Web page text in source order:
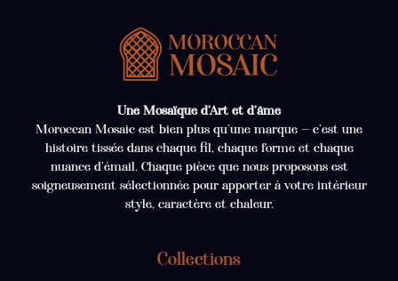
Une Mosaïque d’Art et d’âme
Moroccan Mosaic est bien plus qu’une marque — c’est une
histoire tissée dans chaque fil, chaque forme et chaque
nuance d’émail. Chaque pièce que nous proposons est
soigneusement sélectionnée pour apporter à votre intérieur
style, caractère et chaleur.
Collections